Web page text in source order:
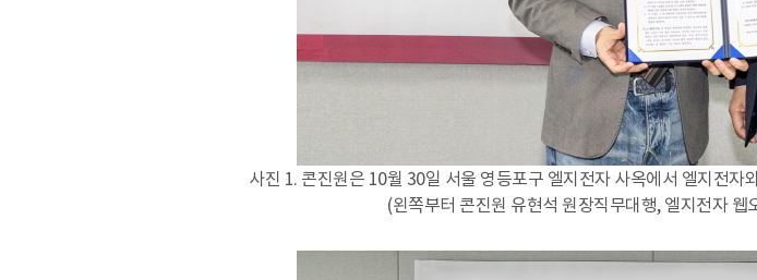
사진 1. 콘진원은 10월 30일 서울 영등포구 엘지전자 사옥에서 엘지전
(왼쪽부터 콘진원 유현석 원장직무대행, 엘지전자